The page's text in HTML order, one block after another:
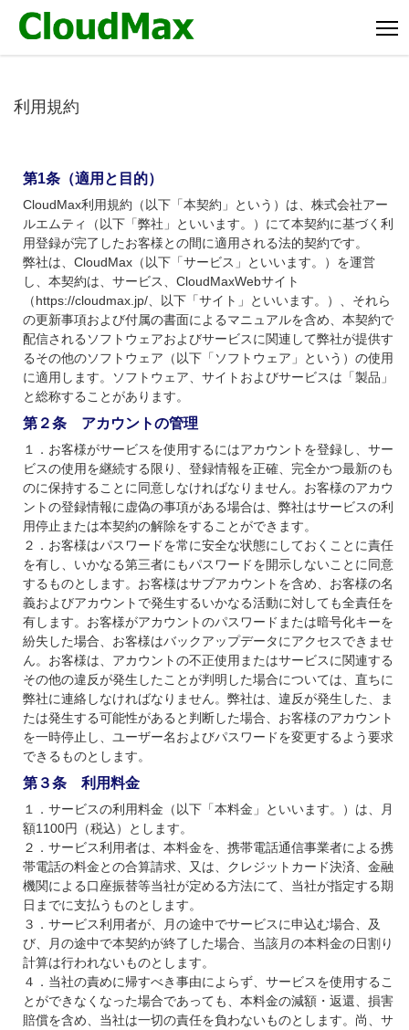
利用規約
第1条（適用と目的）
CloudMax利用規約（以下「本契約」という）は、株式会社アー
ルエムティ（以下「弊社」といいます。）にて本契約に基づく利
用登録が完了したお客様との間に適用される法的契約です。
弊社は、CloudMax（以下「サービス」といいます。）を運営
し、本契約は、サービス、CloudMaxWebサイト
（https://cloudmax.jp/、以下「サイト」といいます。）、それら
の更新事項および付属の書面によるマニュアルを含め、本契約で
配信されるソフトウェアおよびサービスに関連して弊社が提供す
るその他のソフトウェア（以下「ソフトウェア」という）の使用
に適用します。ソフトウェア、サイトおよびサービスは「製品」
と総称することがあります。
第２条 アカウントの管理
１．お客様がサービスを使用するにはアカウントを登録し、サー
ビスの使用を継続する限り、登録情報を正確、完全かつ最新のも
のに保持することに同意しなければなりません。お客様のアカウ
ントの登録情報に虚偽の事項がある場合は、弊社はサービスの利
用停止または本契約の解除をすることができます。
２．お客様はパスワードを常に安全な状態にしておくことに責任
を有し、いかなる第三者にもパスワードを開示しないことに同意
するものとします。お客様はサブアカウントを含め、お客様の名
義およびアカウントで発生するいかなる活動に対しても全責任を
有します。お客様がアカウントのパスワードまたは暗号化キーを
紛失した場合、お客様はバックアップデータにアクセスできませ
ん。お客様は、アカウントの不正使用またはサービスに関連する
その他の違反が発生したことが判明した場合については、直ちに
弊社に連絡しなければなりません。弊社は、違反が発生した、ま
たは発生する可能性があると判断した場合、お客様のアカウント
を一時停止し、ユーザー名およびパスワードを変更するよう要求
できるものとします。
第３条 利用料金
１．サービスの利用料金（以下「本料金」といいます。）は、月
額1100円（税込）とします。
２．サービス利用者は、本料金を、携帯電話通信事業者による携
帯電話の料金との合算請求、又は、クレジットカード決済、金融
機関による口座振替等当社が定める方法にて、当社が指定する期
日までに支払うものとします。
３．サービス利用者が、月の途中でサービスに申込む場合、及
び、月の途中で本契約が終了した場合、当該月の本料金の日割り
計算は行われないものとします。
４．当社の責めに帰すべき事由によらず、サービスを使用するこ
とができなくなった場合であっても、本料金の減額・返還、損害
賠償を含め、当社は一切の責任を負わないものとします。尚、サ